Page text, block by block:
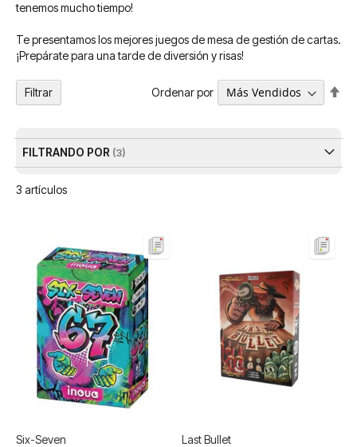
tenemos mucho tiempo!
Te presentamos los mejores juegos de mesa de gestión de cartas.
¡Prepárate para una tarde de diversión y risas!
3 artículos
Ordenar por
Six-Seven
Last Bullet
Filtrar
FILTRANDO POR